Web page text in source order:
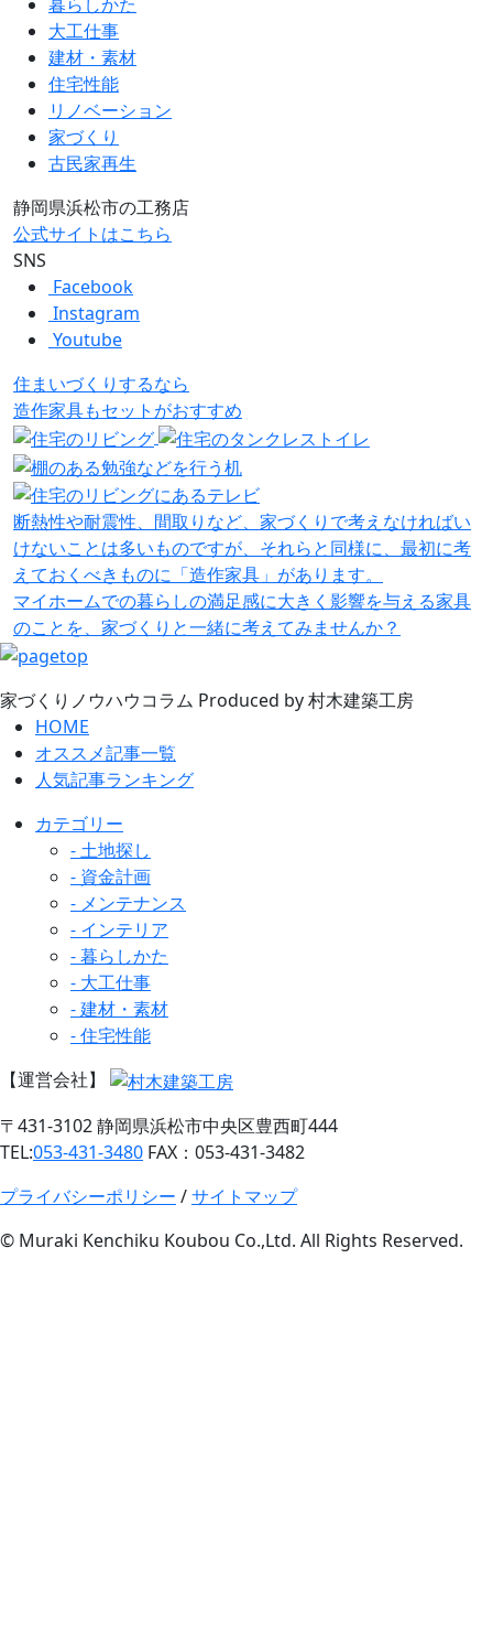
大工仕事
建材・素材
住宅性能
リノベーション
家づくり
古民家再生
静岡県浜松市の工務店
公式サイトはこちら
SNS
Facebook
Instagram
Youtube
住まいづくりするなら
造作家具もセット がおすすめ
断熱性や耐震性、間取りなど、家づくりで考えなければい
けないことは多いものですが、それらと同様に、最初に考
えておくべきものに「造作家具」があります。
マイホームでの暮らしの満足感に大きく影響を与える家具
のことを、家づくりと一緒に考えてみませんか？
家づくりノウハウコラム Produced by 村木建築工房
HOME
オススメ記事一覧
人気記事ランキング
カテゴリー
- 土地探し
- 資金計画
- メンテナンス
- インテリア
- 暮らしかた
- 大工仕事
- 建材・素材
- 住宅性能
【運営会社】
〒431-3102 静岡県浜松市中央区豊西町444
TEL:053-431-3480 FAX：053-431-3482
プライバシーポリシー /サイトマップ
© Muraki Kenchiku Koubou Co.,Ltd. All Rights Reserved.